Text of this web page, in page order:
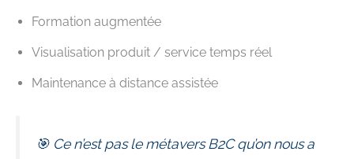
Formation augmentée
Visualisation produit / service temps réel
Maintenance à distance assistée
🎯 Ce n’est pas le métavers B2C qu’on nous a